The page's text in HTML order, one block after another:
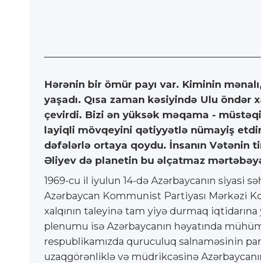
Hərənin bir ömür payı var. Kiminin
yaşadı. Qısa zaman kəsiyində Ulu öndər
çevirdi. Bizi ən yüksək məqama -
layiqli mövqeyini qətiyyətlə nümayiş
dəfələrlə ortaya qoydu. İnsanın Vətənin
Əliyev də planetin bu əlçatmaz
1969-cu il iyulun 14-də Azərbaycanın siyasi
Azərbaycan Kommunist Partiyası Mərkəzi
xalqının taleyinə tam yiyə durmaq
plenumu isə Azərbaycanın həyatında
respublikamızda quruculuq salnaməsinin
uzaqgörənliklə və müdrikcəsinə